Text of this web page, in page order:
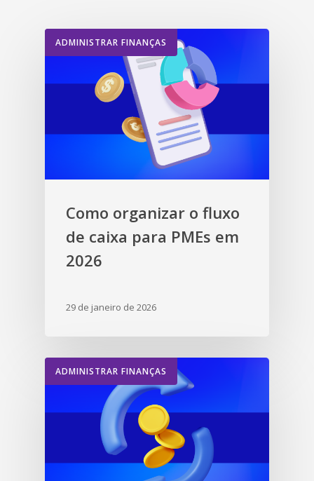
ADMINISTRAR FINANÇAS
Como organizar o fluxo
de caixa para PMEs em
2026
29 de janeiro de 2026
ADMINISTRAR FINANÇAS